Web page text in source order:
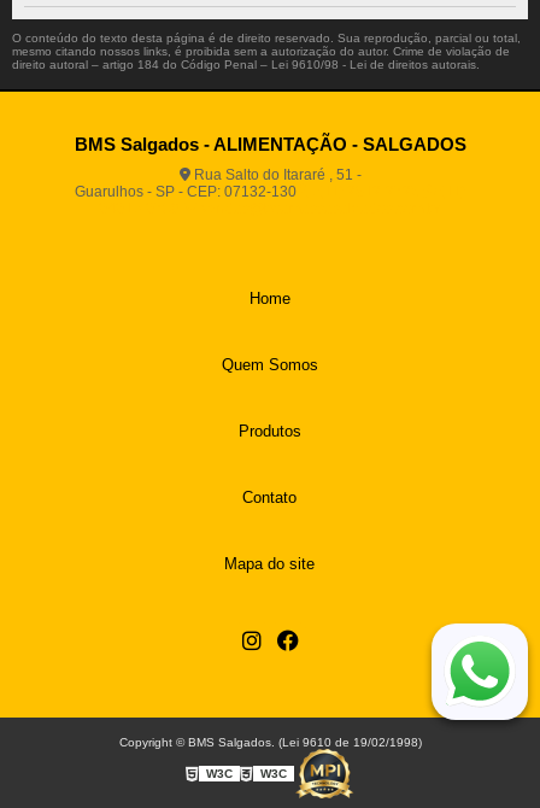
O conteúdo do texto desta página é de direito reservado. Sua reprodução, parcial ou total,
mesmo citando nossos links, é proibida sem a autorização do autor. Crime de violação de
direito autoral – artigo 184 do Código Penal – Lei 9610/98 - Lei de direitos autorais
BMS Salgados - ALIMENTAÇÃO - SALGADOS
Rua Salto do Itararé , 51 -
Guarulhos - SP - CEP: 07132-130
Home
Quem Somos
Produtos
Contato
Mapa do site
Copyright © BMS Salgados. (Lei 9610 de 19/02/1998)
W3C W3C